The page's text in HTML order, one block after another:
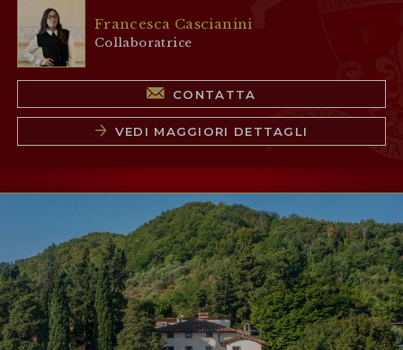
Francesca Cascianini
Collaboratrice
CONTATTA
VEDI MAGGIORI DETTAGLI